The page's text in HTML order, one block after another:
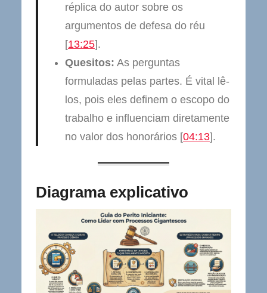
réplica do autor sobre os
argumentos de defesa do réu
[13:25].
Quesitos: As perguntas
formuladas pelas partes. É vital lê-
los, pois eles definem o escopo do
trabalho e influenciam diretamente
no valor dos honorários [04:13].
Diagrama explicativo